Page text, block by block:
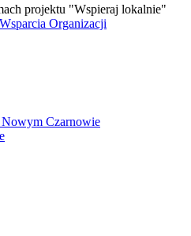
projektu "Wspieraj lokalnie"
Organizacji